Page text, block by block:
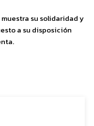
su solidaridad y
a su disposición